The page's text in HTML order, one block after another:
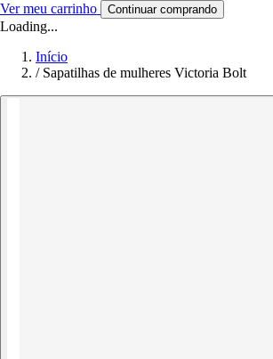
Ver meu carrinho Continuar comprando
Loading...
Início
/ Sapatilhas de mulheres Victoria Bolt